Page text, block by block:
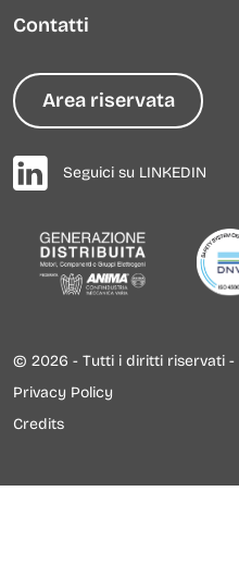
Contatti
Area riservata
Seguici su LINKEDIN
© 2026 - Tutti i diritti riservati -
Privacy Policy
Credits